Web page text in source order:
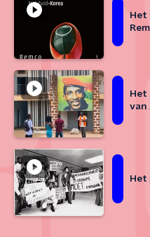
Het
Het
van
Het